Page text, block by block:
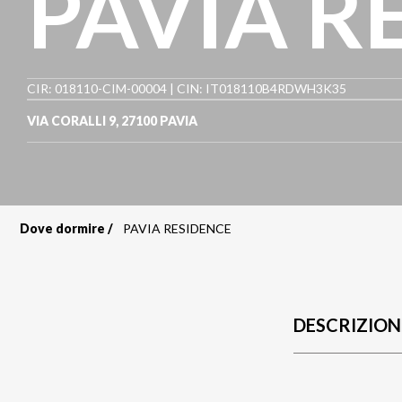
CIR: 018110-CIM-00004 | CIN: IT018110B4RDWH3K35
VIA CORALLI 9, 27100 PAVIA
Dove dormire PAVIA RESIDENCE